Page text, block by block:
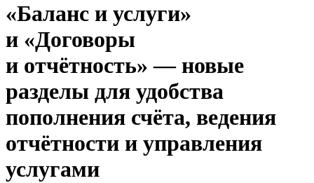
«Баланс и услуги»
и «Договоры
и отчётность» — новые
разделы для удобства
пополнения счёта, ведения
отчётности и управления
услугами